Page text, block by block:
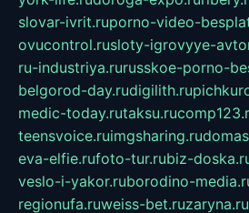
slovar-ivrit.ruporno-video-
ovucontrol.rusloty-igrovyye-
ru-industriya.rurusskoe-porno-
belgorod-day.rudigilith.ru
medic-today.rutaksu.ru
teensvoice.ruimgsharing.ru
eva-elfie.rufoto-tur.rubiz-
veslo-i-yakor.ruborodino-
regionufa.ruweiss-bet.ruzaryna.ru